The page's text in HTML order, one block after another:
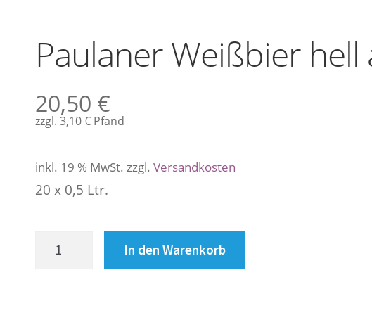
Paulaner Weißbier
20,50 €
zzgl.3,10€ Pfand
inkl. 19 % MwSt. zzgl.Versandkosten
20 x 0,5 Ltr.
Weißbier
In den Warenkorb